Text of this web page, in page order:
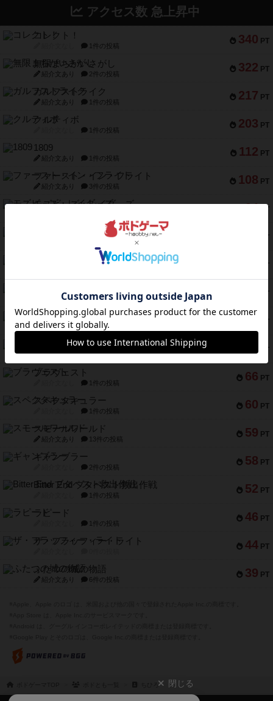
アクセス数 急上昇中
340 PT
コレクト！
1件の投稿
322 PT
無限まちがいさがし
紹介文あり 2件の投稿
217 PT
ガルフストライク
紹介文あり 1件の投稿
203 PT
クルティボ
1件の投稿
112 PT
1809
紹介文あり 1件の投稿
108 PT
ファースト・イン・フライト
紹介文あり 3件の投稿
94 PT
モズビ－ズ・レイダ－ズ
PT
テンプテーション
PT
PT
紹介文あり 8件の投稿
PT
リスボン・トラム 28
紹介文あり 9件の投稿
PT
アマナイト
紹介文なし 1件の投稿
66 PT
ブラヴェスト
1件の投稿
60 PT
スペクタキュラー
1件の投稿
59 PT
スモールワールド
紹介文あり 13件の投稿
58 PT
ギャンブラー
2件の投稿
52 PT
Bitter End ブタペスト救出作戦
1件の投稿
46 PT
ラピード
1件の投稿
44 PT
ザ・フラッフィー・ライト
39 PT
ふたつの城の物語
紹介文あり 6件の投稿
ちひろ 閉じる